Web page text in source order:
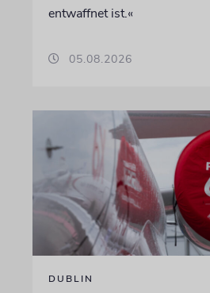
entwaffnet ist.«
05.08.2026
DUBLIN